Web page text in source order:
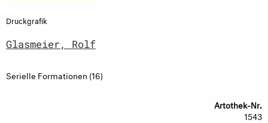
Druckgrafik
Glasmeier, Rolf
Serielle Formationen (16)
Artothek-Nr.
1543